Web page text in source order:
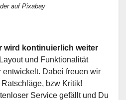
auf Pixabay
wird kontinuierlich weiter
und Funktionalität
entwickelt. Dabei freuen wir
bzw Kritik!
Service gefällt und Du